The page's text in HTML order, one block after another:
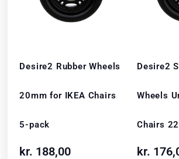
Desire2 Rubber Wheels
20mm for IKEA Chairs
5-pack
kr. 188,00
Desire2
Wheels
Chairs
kr.